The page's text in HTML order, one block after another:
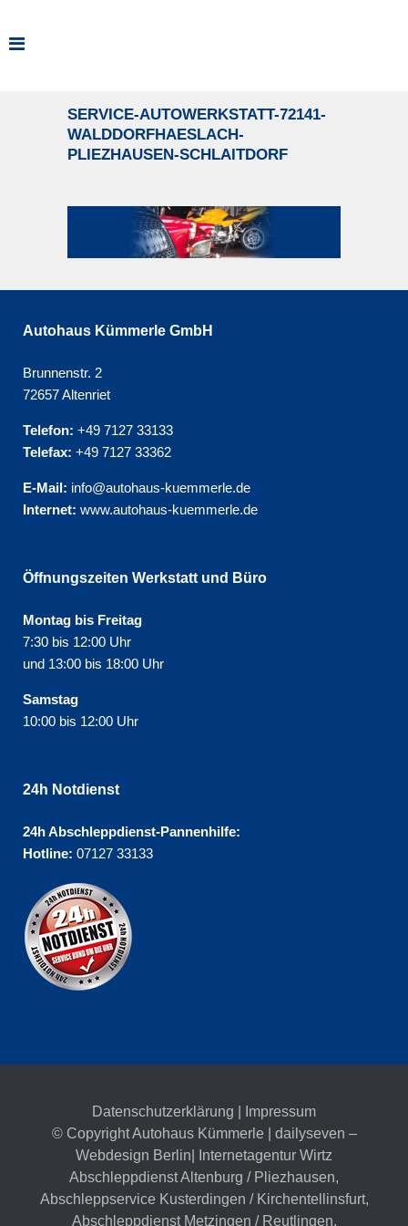
SERVICE-AUTOWERKSTATT-72141-
WALDDORFHAESLACH-
PLIEZHAUSEN-SCHLAITDORF
Autohaus Kümmerle GmbH
Brunnenstr. 2
72657 Altenriet
Telefon: +49 7127 33133
Telefax: +49 7127 33362
E-Mail: info@autohaus-kuemmerle.de
Internet: www.autohaus-kuemmerle.de
Öffnungszeiten Werkstatt und Büro
Montag bis Freitag
7:30 bis 12:00 Uhr
und 13:00 bis 18:00 Uhr
Samstag
10:00 bis 12:00 Uhr
24h Notdienst
24h Abschleppdienst-Pannenhilfe:
Hotline: 07127 33133
Datenschutzerklärung
Impressum
© Copyright Autohaus Kümmerle | dailyseven –
Webdesign Berlin | Internetagentur Wirtz
Abschleppdienst Altenburg / Pliezhausen,
Abschleppservice Kusterdingen / Kirchentellinsfurt,
Abschleppdienst Metzingen / Reutlingen,